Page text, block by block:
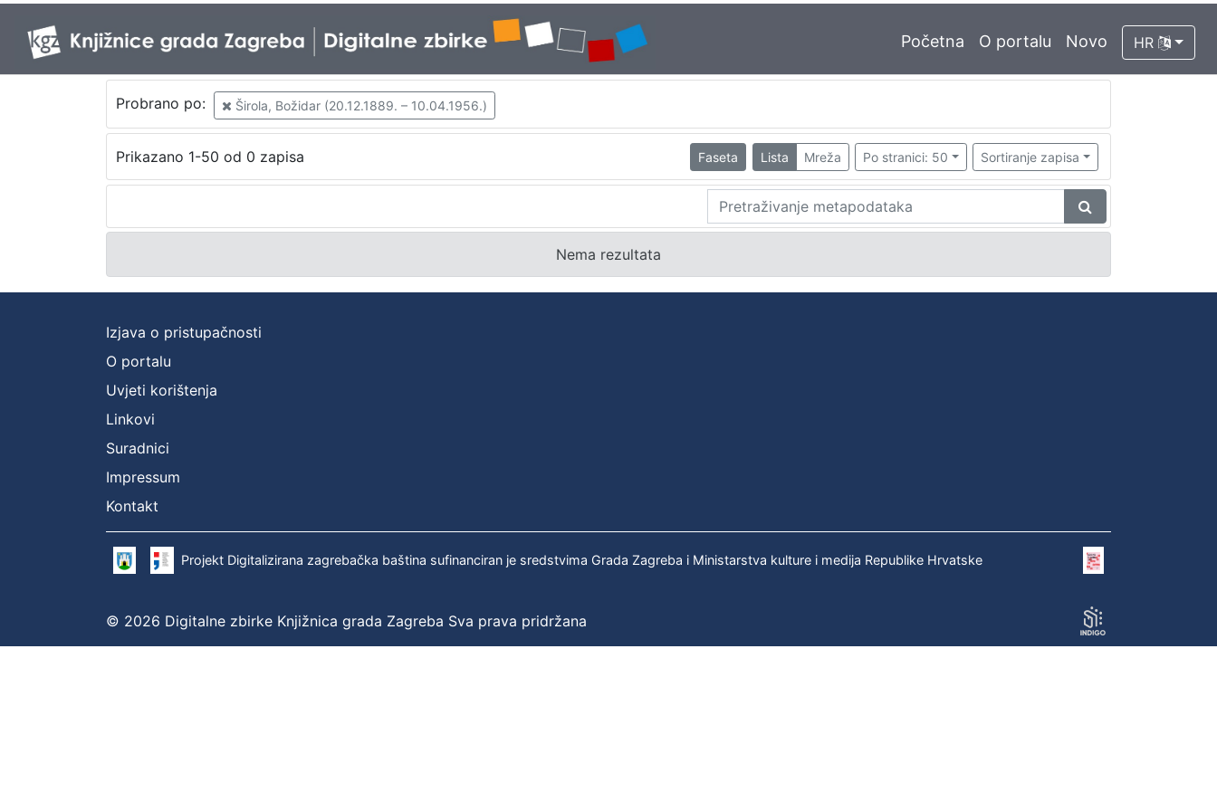
Početna O portalu Novo HR
Probrano po: Širola, Božidar (20.12.1889. – 10.04.1956.)
Prikazano 1-50 od 0 zapisa Faseta Lista Mreža Po stranici: 50 Sortiranje zapisa
Nema rezultata
Izjava o pristupačnosti
O portalu
Uvjeti korištenja
Linkovi
Suradnici
Impressum
Kontakt
Projekt Digitalizirana zagrebačka baština sufinanciran je sredstvima Grada Zagreba i Ministarstva kulture i medija Republike Hrvatske
© 2026 Digitalne zbirke Knjižnica grada Zagreba Sva prava pridržana